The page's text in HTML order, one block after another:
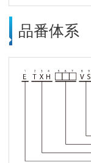
品番体系